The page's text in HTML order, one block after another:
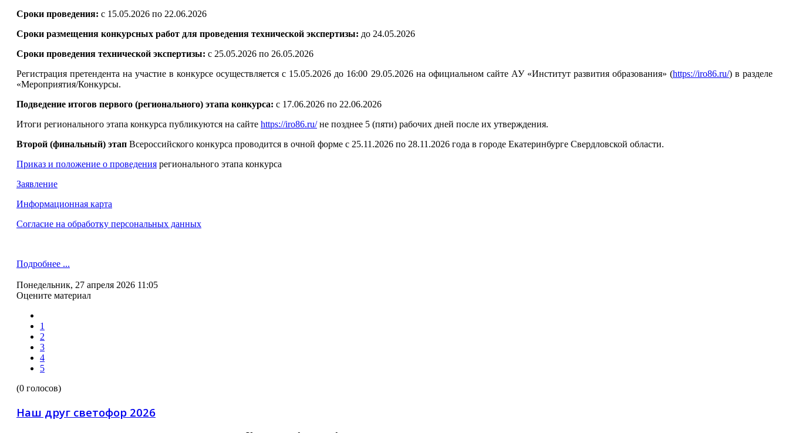
Сроки проведения: с 15.05.2026 по 22.06.2026
Сроки размещения конкурсных работ для проведения технической экспертизы: до 24.05.2026
Сроки проведения технической экспертизы: с 25.05.2026 по 26.05.2026
Регистрация претендента на участие в конкурсе осуществляется с 15.05.2026 до 16:00 29.05.2026 на официальном сайте АУ «Институт развития образования» (https://iro86.ru/) в разделе
«Мероприятия/Конкурсы.
Подведение итогов первого (регионального) этапа конкурса: с 17.06.2026 по 22.06.2026
Итоги регионального этапа конкурса публикуются на сайте https://iro86.ru/не позднее 5 (пяти) рабочих дней после их утверждения.
Второй (финальный) этап Всероссийского конкурса проводится в очной форме с 25.11.2026 по 28.11.2026 года в городе Екатеринбурге Свердловской области.
Приказ и положение о проведения регионального этапа конкурса
Заявление
Информационная карта
Согласие на обработку персональных данных
Подробнее ...
Понедельник, 27 апреля 2026 11:05
Оцените материал
1
2
3
4
5
(0 голосов)
Наш друг светофор 2026